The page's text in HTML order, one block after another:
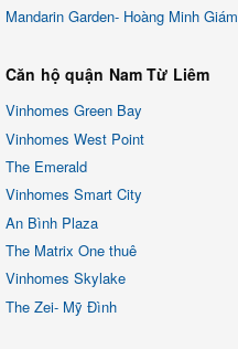
Mandarin Garden- Hoàng Minh Giám
Căn hộ quận Nam Từ Liêm
Vinhomes Green Bay
Vinhomes West Point
The Emerald
Vinhomes Smart City
An Bình Plaza
The Matrix One thuê
Vinhomes Skylake
The Zei- Mỹ Đình